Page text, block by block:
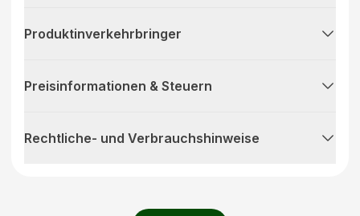
Produktinverkehrbringer
Preisinformationen & Steuern
Rechtliche- und Verbrauchshinweise